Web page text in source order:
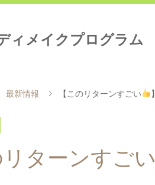
ィメイクプログラム
最新情報 【このリターンすごい 】
リターンすごい